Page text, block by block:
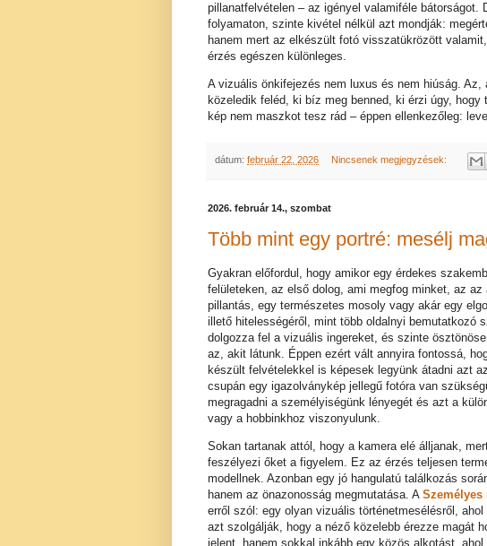
pillanatfelvételen – az igényel valamiféle bátorságot.
folyamaton, szinte kivétel nélkül azt mondják:
hanem mert az elkészült fotó visszatükrözött
érzés egészen különleges.
A vizuális önkifejezés nem luxus és nem hiúság.
közeledik feléd, ki bíz meg benned, ki érzi úgy,
kép nem maszkot tesz rád – éppen ellenkezőleg:
dátum: február 22, 2026 Nincsenek megjegyzések:
2026. február 14., szombat
Több mint egy portré: mesélj
Gyakran előfordul, hogy amikor egy érdekes
felületeken, az első dolog, ami megfog minket, az
pillantás, egy természetes mosoly vagy akár egy
illető hitelességéről, mint több oldalnyi bemutatkozó
dolgozza fel a vizuális ingereket, és szinte
az, akit látunk. Éppen ezért vált annyira fontossá,
készült felvételekkel is képesek legyünk átadni azt
csupán egy igazolványkép jellegű fotóra van
megragadni a személyiségünk lényegét és azt a
vagy a hobbinkhoz viszonyulunk.
Sokan tartanak attól, hogy a kamera elé álljanak,
feszélyezi őket a figyelem. Ez az érzés teljesen
modellnek. Azonban egy jó hangulatú találkozás
hanem az önazonosság megmutatása. A Személyes
erről szól: egy olyan vizuális történetmesélésről,
azt szolgálják, hogy a néző közelebb érezze magát
jelent, hanem sokkal inkább egy közös alkotást,